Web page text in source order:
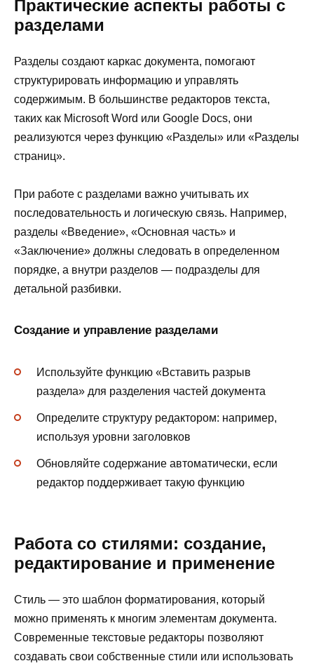
Практические аспекты работы с
разделами
Разделы создают каркас документа, помогают
структурировать информацию и управлять
содержимым. В большинстве редакторов текста,
таких как Microsoft Word или Google Docs, они
реализуются через функцию «Разделы» или «Разделы
страниц».
При работе с разделами важно учитывать их
последовательность и логическую связь. Например,
разделы «Введение», «Основная часть» и
«Заключение» должны следовать в определенном
порядке, а внутри разделов — подразделы для
детальной разбивки.
Создание и управление разделами
Используйте функцию «Вставить разрыв
раздела» для разделения частей документа
Определите структуру редактором: например,
используя уровни заголовков
Обновляйте содержание автоматически, если
редактор поддерживает такую функцию
Работа со стилями: создание,
редактирование и применение
Стиль — это шаблон форматирования, который
можно применять к многим элементам документа.
Современные текстовые редакторы позволяют
создавать свои собственные стили или использовать